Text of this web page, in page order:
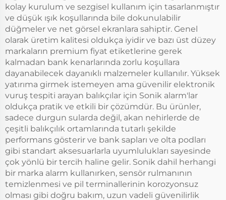
kolay kurulum ve sezgisel kullanım için tasarlanmıştır
ve düşük ışık koşullarında bile dokunulabilir
düğmeler ve net görsel ekranlara sahiptir. Genel
olarak üretim kalitesi oldukça iyidir ve bazı üst düzey
markaların premium fiyat etiketlerine gerek
kalmadan bank kenarlarında zorlu koşullara
dayanabilecek dayanıklı malzemeler kullanılır. Yüksek
yatırıma girmek istemeyen ama güvenilir elektronik
vuruş tespiti arayan balıkçılar için Sonik alarm'lar
oldukça pratik ve etkili bir çözümdür. Bu ürünler,
sadece durgun sularda değil, akan nehirlerde de
çeşitli balıkçılık ortamlarında tutarlı şekilde
performans gösterir ve bank sapları ve olta podları
gibi standart aksesuarlarla uyumlulukları sayesinde
çok yönlü bir tercih haline gelir. Sonik dahil herhangi
bir marka alarm kullanırken, sensör rulmanının
temizlenmesi ve pil terminallerinin korozyonsuz
olması gibi doğru bakım, uzun vadeli güvenilirlik